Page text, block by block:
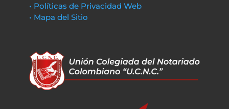
• Políticas de Privacidad Web
• Mapa del Sitio